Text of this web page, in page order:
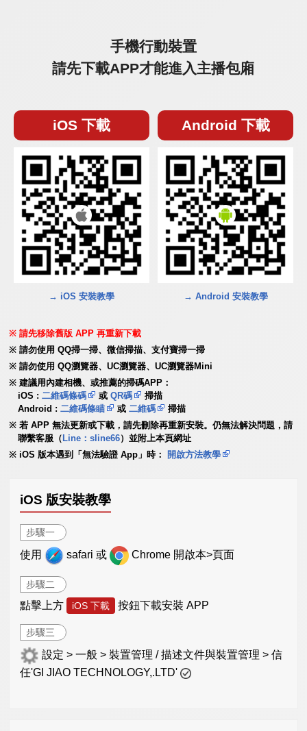
手機行動裝置
請先下載APP才能進入主播包廂
iOS 下載
→ iOS 安裝教學
Android 下載
→ Android 安裝教學
請先移除舊版 APP 再重新下載
請勿使用 QQ掃一掃、微信掃描、支付寶掃一掃
請勿使用 QQ瀏覽器、UC瀏覽器、UC瀏覽器Mini
建議用內建相機、或推薦的掃碼APP：
iOS :二維碼條碼 或QR碼
掃描
Android :二維碼條瞄 或二維碼
掃描
若 APP 無法更新或下載，請先刪除再重新安裝。仍無法解決問題，請
聯繫客服（ Line：sline66）並附上本頁網址
iOS 版本遇到「無法驗證 App」時：
開啟方法教學
iOS 版安裝教學
步驟一
使用 safari 或 Chrome 開啟本>頁面
步驟二
點擊上方 iOS 下載 按鈕下載安裝 APP
步驟三
設定 > 一般 > 裝置管理 / 描述文件與裝置管理 > 信
任'GI JIAO TECHNOLOGY,.LTD'